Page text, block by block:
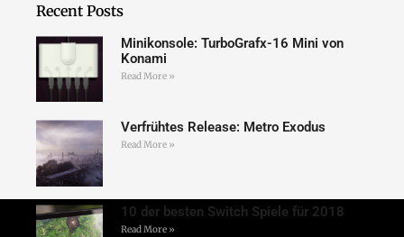
Recent Posts
Minikonsole: TurboGrafx-16 Mini von
Konami
Read More »
Verfrühtes Release: Metro Exodus
Read More »
10 der besten Switch Spiele für 2018
Read More »